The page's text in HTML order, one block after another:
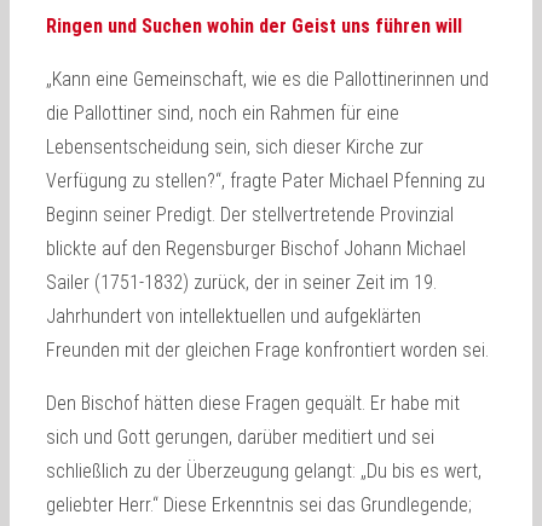
Ringen und Suchen wohin der Geist uns führen will
„Kann eine Gemeinschaft, wie es die Pallottinerinnen und
die Pallottiner sind, noch ein Rahmen für eine
Lebensentscheidung sein, sich dieser Kirche zur
Verfügung zu stellen?“, fragte Pater Michael Pfenning zu
Beginn seiner Predigt. Der stellvertretende Provinzial
blickte auf den Regensburger Bischof Johann Michael
Sailer (1751-1832) zurück, der in seiner Zeit im 19.
Jahrhundert von intellektuellen und aufgeklärten
Freunden mit der gleichen Frage konfrontiert worden sei.
Den Bischof hätten diese Fragen gequält. Er habe mit
sich und Gott gerungen, darüber meditiert und sei
schließlich zu der Überzeugung gelangt: „Du bis es wert,
geliebter Herr.“ Diese Erkenntnis sei das Grundlegende;